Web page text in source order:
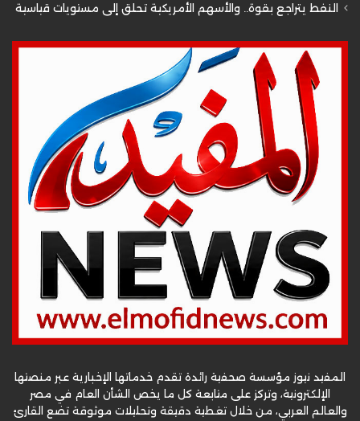
النفط يتراجع بقوة.. والأسهم الأمريكية تحلق إلى مستويات قياسية
المفيد نيوز مؤسسة صحفية رائدة تقدم خدماتها الإخبارية عبر منصتها
الإلكترونية، وتركز على متابعة كل ما يخص الشأن العام في مصر
والعالم العربي، من خلال تغطية دقيقة وتحليلات موثوقة تضع القارئ